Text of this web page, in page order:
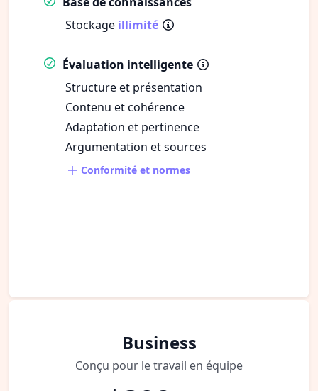
Stockage illimité
Évaluation intelligente
Structure et présentation
Contenu et cohérence
Adaptation et pertinence
Argumentation et sources
Conformité et normes
Business
Conçu pour le travail en équipe